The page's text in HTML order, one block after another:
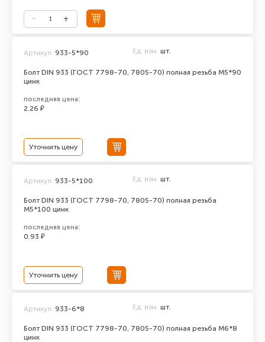
Болт DIN 933 (ГОСТ 7798-70, 7805-70) полная резьба М5*90
цинк
Артикул: 933-5*90 Ед. изм. шт.
последняя цена:
2.26 ₽
Уточнить цену
Болт DIN 933 (ГОСТ 7798-70, 7805-70) полная резьба
М5*100 цинк
Артикул: 933-5*100 Ед. изм. шт.
последняя цена:
0.93 ₽
Уточнить цену
Болт DIN 933 (ГОСТ 7798-70, 7805-70) полная резьба М6*8
цинк
Артикул: 933-6*8 Ед. изм. шт.